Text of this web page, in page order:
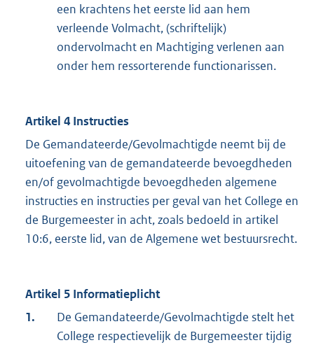
een krachtens het eerste lid aan hem
verleende Volmacht, (schriftelijk)
ondervolmacht en Machtiging verlenen aan
onder hem ressorterende functionarissen.
Artikel 4 Instructies
De Gemandateerde/Gevolmachtigde neemt bij de
uitoefening van de gemandateerde bevoegdheden
en/of gevolmachtigde bevoegdheden algemene
instructies en instructies per geval van het College en
de Burgemeester in acht, zoals bedoeld in artikel
10:6, eerste lid, van de Algemene wet bestuursrecht.
Artikel 5 Informatieplicht
1.
De Gemandateerde/Gevolmachtigde stelt het
College respectievelijk de Burgemeester tijdig